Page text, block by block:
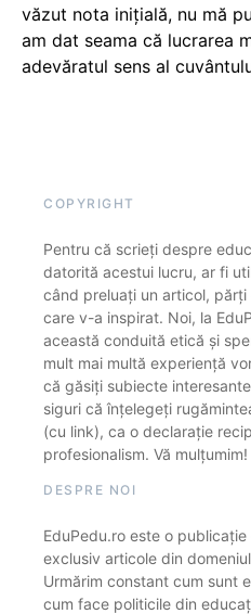
văzut nota inițială, nu mă
am dat seama că lucrarea
adevăratul sens al
COPYRIGHT
Pentru că scrieți despre
datorită acestui lucru, ar fi
când preluați un articol,
care v-a inspirat. Noi, la
această conduită etică și
mult mai multă experiență
că găsiți subiecte
siguri că înțelegeți
(cu link), ca o declarație
profesionalism. Vă mulțumim!
DESPRE NOI
EduPedu.ro este o
exclusiv articole din
Urmărim constant cum sunt
cum face politicile din